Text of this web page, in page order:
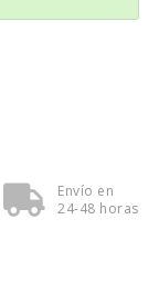
Envío en
24-48 horas